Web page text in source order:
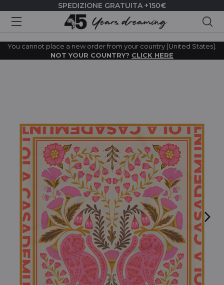
SPEDIZIONE GRATUITA +150€
You cannot place a new order from your country [United States].
NOT YOUR COUNTRY? CLICK HERE